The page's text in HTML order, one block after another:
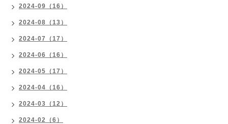
2024-09（16）
2024-08（13）
2024-07（17）
2024-06（16）
2024-05（17）
2024-04（16）
2024-03（12）
2024-02（6）